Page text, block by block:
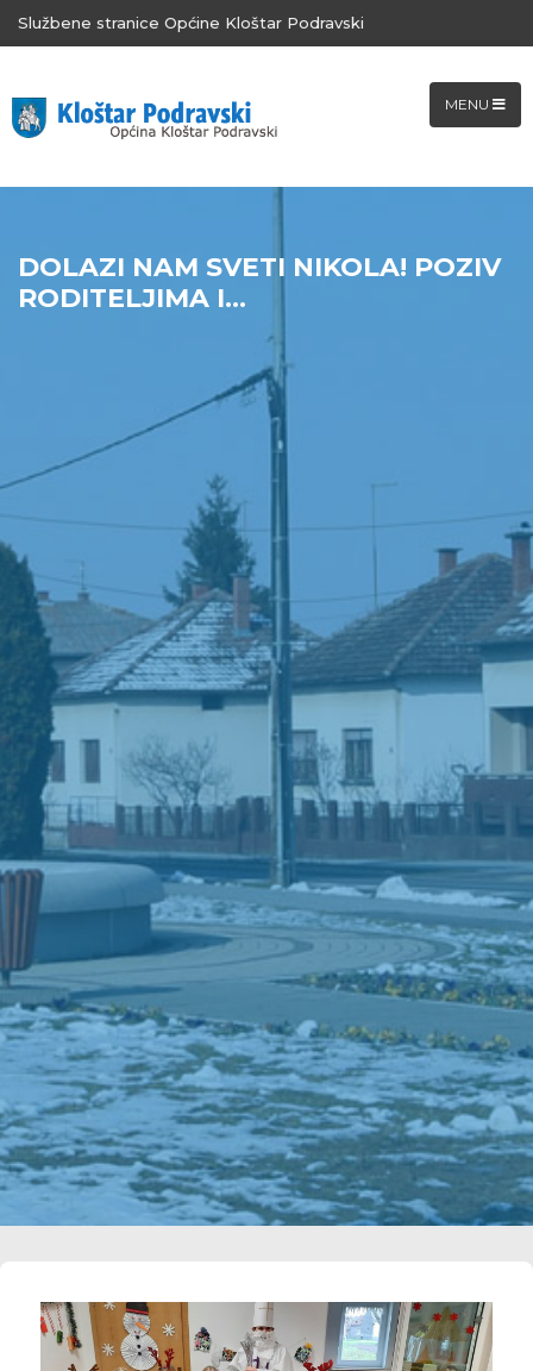
Službene stranice Općine Kloštar Podravski
MENU
DOLAZI NAM SVETI NIKOLA! POZIV
RODITELJIMA I...